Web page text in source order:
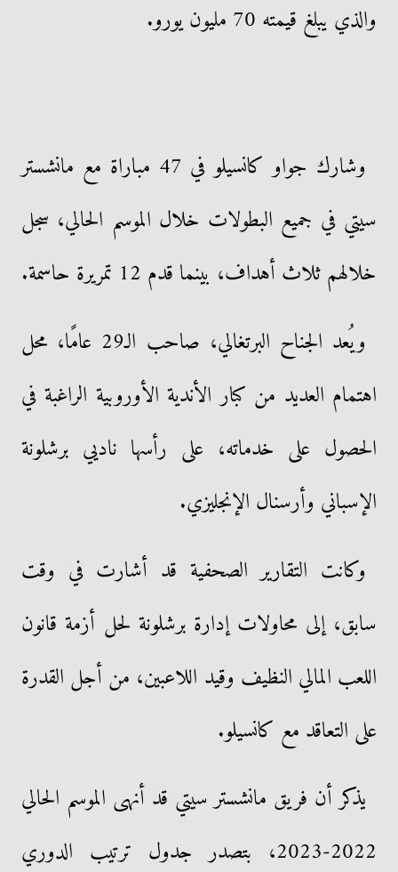
والذي يبلغ قيمته 70 مليون يورو.
وشارك جواو كانسيلو في 47 مباراة مع مانشستر
سيتي في جميع البطولات خلال الموسم الحالي، سجل
خلالهم ثلاث أهداف، بينما قدم 12 تمريرة حاسمة.
ويُعد الجناح البرتغالي، صاحب الـ29 عامًا، محل
اهتمام العديد من كبار الأندية الأوروبية الراغبة في
الحصول على خدماته، على رأسها ناديي برشلونة
الإسباني وأرسنال الإنجليزي.
وكانت التقارير الصحفية قد أشارت في وقت
سابق، إلى محاولات إدارة برشلونة لحل أزمة قانون
اللعب المالي النظيف وقيد اللاعبين، من أجل القدرة
على التعاقد مع كانسيلو.
يذكر أن فريق مانشستر سيتي قد أنهى الموسم الحالي
2022-2023، بتصدر جدول ترتيب الدوري